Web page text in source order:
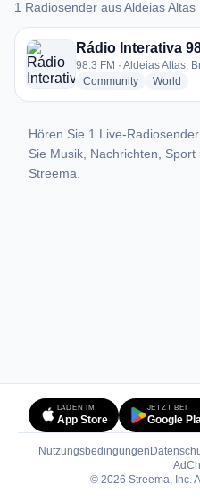
1 Radiosender aus Aldeias Altas
1 Radiosender aus Aldeias
Rádio Interativa
98.3 FM · Aldeias Altas,
Communityradio stations
World
Hören Sie 1 Live-
Sie Musik, Nachrichten,
Streema.
LADEN IM
App Store
JETZT BEI
Google
Nutzungsbedingungen
© 2026 Streema, Inc.